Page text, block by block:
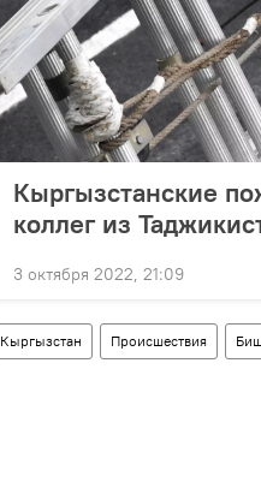
Кыргызстанские
коллег из
3 октября 2022, 21:09
Кыргызстан Происшествия